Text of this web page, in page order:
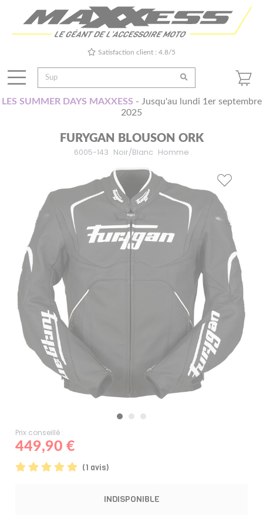
Satisfaction client : 4.8/5
LES SUMMER DAYS MAXXESS - Jusqu'au lundi 1er septembre
2025
FURYGAN BLOUSON ORK
6005-143 Noir/Blanc Homme
Prix conseillé :
449,90 €
(1 avis)
INDISPONIBLE